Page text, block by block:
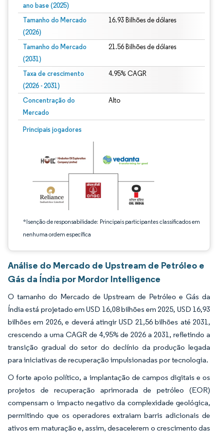
ano base (2025)
Tamanho do Mercado
(2026)
16.93 Bilhões de dólares
Tamanho do Mercado
(2031)
21.56 Bilhões de dólares
Taxa de crescimento
(2026 - 2031)
4.95% CAGR
Concentração do
Mercado
Alto
Principais jogadores
*Isenção de responsabilidade: Principais participantes classificados em
nenhuma ordem específica
Imagem © Mordor Intelligence. O reuso requer atribuição conforme CC BY 4.0.
Análise do Mercado de Upstream de Petróleo e
Gás da Índia por Mordor Intelligence
O tamanho do Mercado de Upstream de Petróleo e Gás da
Índia está projetado em USD 16,08 bilhões em 2025, USD 16,93
bilhões em 2026, e deverá atingir USD 21,56 bilhões até 2031,
crescendo a uma CAGR de 4,95% de 2026 a 2031, refletindo a
transição gradual do setor do declínio da produção legada
para iniciativas de recuperação impulsionadas por tecnologia.
O forte apoio político, a implantação de campos digitais e os
projetos de recuperação aprimorada de petróleo (EOR)
compensam o impacto negativo da complexidade geológica,
permitindo que os operadores extraiam barris adicionais de
ativos em maturação e, assim, desacelerem o crescimento das